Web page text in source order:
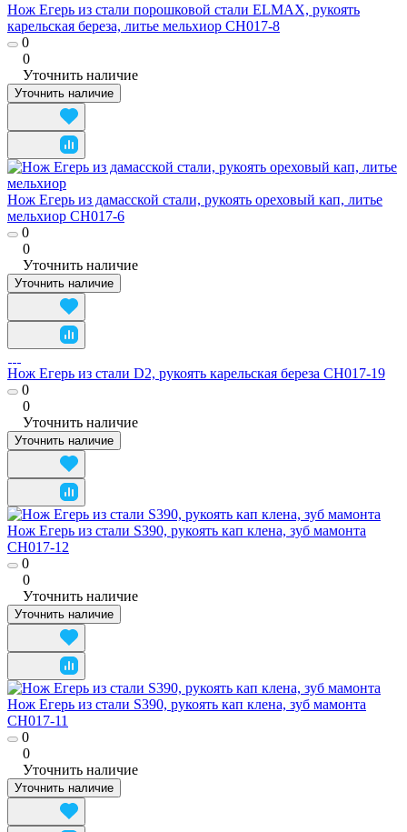
Нож Егерь из стали порошковой стали ELMAX, рукоять
карельская береза, литье мельхиор CH017-8
0
0
Уточнить наличие
Уточнить наличие
Нож Егерь из дамасской стали, рукоять ореховый кап, литье
мельхиор CH017-6
0
0
Уточнить наличие
Уточнить наличие
Нож Егерь из стали D2, рукоять карельская береза CH017-19
0
0
Уточнить наличие
Уточнить наличие
Нож Егерь из стали S390, рукоять кап клена, зуб мамонта
CH017-12
0
0
Уточнить наличие
Уточнить наличие
Нож Егерь из стали S390, рукоять кап клена, зуб мамонта
CH017-11
0
0
Уточнить наличие
Уточнить наличие